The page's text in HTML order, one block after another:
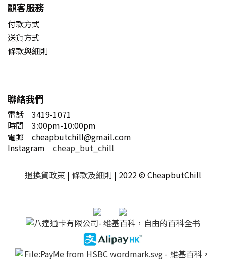
顧客服務
付款方式
送貨方式
條款與細則
聯絡我們
電話｜3419-1071
時間 ｜3:00pm-10:00pm
電郵 ｜ cheapbutchill@gmail.com
Instagram｜ cheap_but_chill
退換貨政策 | 條款及細則 | 2022 © CheapbutChill